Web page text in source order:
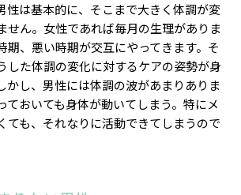
性は基本的に、そこまで大きく体調が変
せん。女性であれば毎月の生理がありま
期、悪い時期が交互にやってきます。そ
した体調の変化に対するケアの姿勢が身
かし、男性には体調の波があまりありま
ておいても身体が動いてしまう。特にメ
ても、それなりに活動できてしまうので